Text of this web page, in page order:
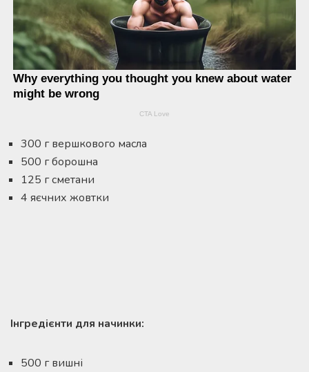
300 г вершкового масла
500 г борошна
125 г сметани
4 яєчних жовтки
Інгредієнти для начинки:
500 г вишні